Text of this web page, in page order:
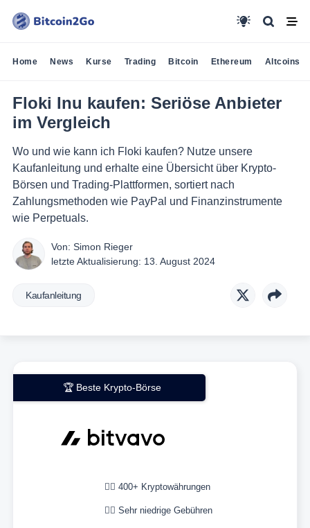
Home News Kurse Trading Bitcoin Ethereum Altcoins
Floki Inu kaufen: Seriöse Anbieter
im Vergleich
Wo und wie kann ich Floki kaufen? Nutze unsere
Kaufanleitung und erhalte eine Übersicht über Krypto-
Börsen und Trading-Plattformen, sortiert nach
Zahlungsmethoden wie PayPal und Finanzinstrumente
wie Perpetuals.
Von: Simon Rieger
letzte Aktualisierung: 13. August 2024
Kaufanleitung
🏆 Beste Krypto-Börse
👉🏼 400+ Kryptowährungen
👉🏼 Sehr niedrige Gebühren